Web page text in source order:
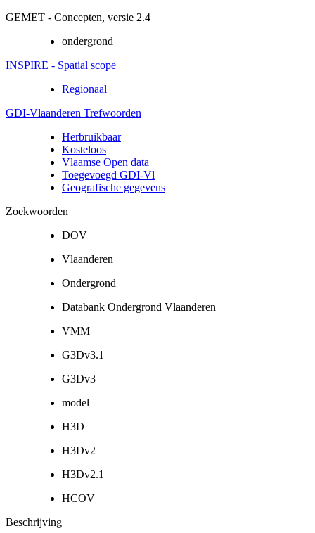
GEMET - Concepten, versie 2.4
ondergrond
INSPIRE - Spatial scope
Regionaal
GDI-Vlaanderen Trefwoorden
Herbruikbaar
Kosteloos
Vlaamse Open data
Toegevoegd GDI-Vl
Geografische gegevens
Zoekwoorden
DOV
Vlaanderen
Ondergrond
Databank Ondergrond Vlaanderen
VMM
G3Dv3.1
G3Dv3
model
H3D
H3Dv2
H3Dv2.1
HCOV
Beschrijving